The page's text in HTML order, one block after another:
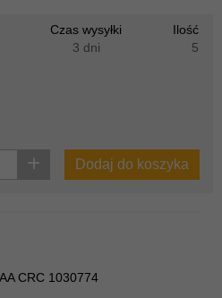
Czas wysyłki
Ilość
3 dni
5
Dodaj do koszyka